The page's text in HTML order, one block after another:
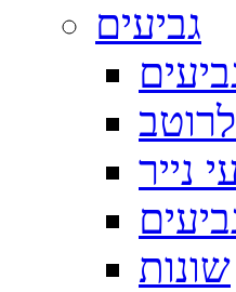
גביעים
נייר
שונות